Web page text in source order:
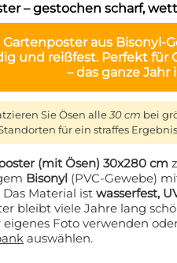
– gestochen scharf,
Gartenposteraus Bisonyl-
und reißfest. Perfekt für
– das ganze Jahr
Sie Ösen alle30 cm bei
für ein straffes
(mit Ösen) 30x280 cm
Bisonyl (PVC-Gewebe)
Material ist wasserfest,
bleibt viele Jahre lang
Foto verwenden
auswählen.